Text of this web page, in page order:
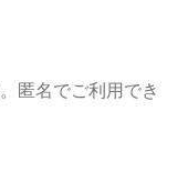
匿名でご利用でき